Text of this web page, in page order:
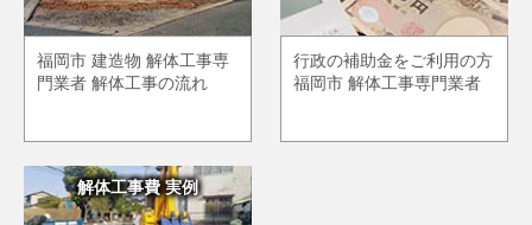
福岡市 建造物 解体工事専
門業者 解体工事の流れ
行政の補助金をご利用の方
福岡市 解体工事専門業者
解体工事費 実例